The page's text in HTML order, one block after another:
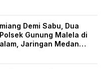
Demi Sabu, Dua
Gunung Malela di
Jaringan Medan